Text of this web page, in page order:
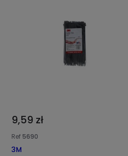
9,59 zł
Ref 5690
3M